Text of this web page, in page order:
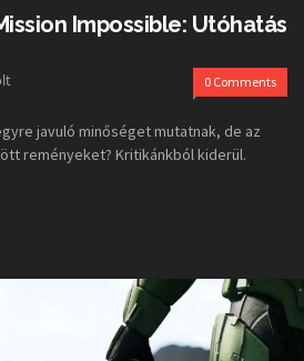
Impossible: Utóhatás
0 Comments
javuló minőséget mutatnak, de az
reményeket? Kritikánkból kiderül.